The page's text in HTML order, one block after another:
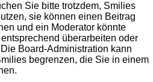
Sie bitte trotzdem, Smilies
sie können einen Beitrag
und ein Moderator könnte
überarbeiten oder
Board-Administration kann
begrenzen, die Sie in einem